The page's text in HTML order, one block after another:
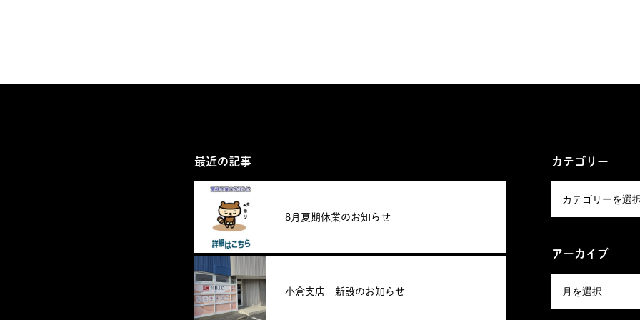
最近の記事
8月夏期休業のお知らせ
小倉支店 新設のお知らせ
カテゴリー
アーカイブ